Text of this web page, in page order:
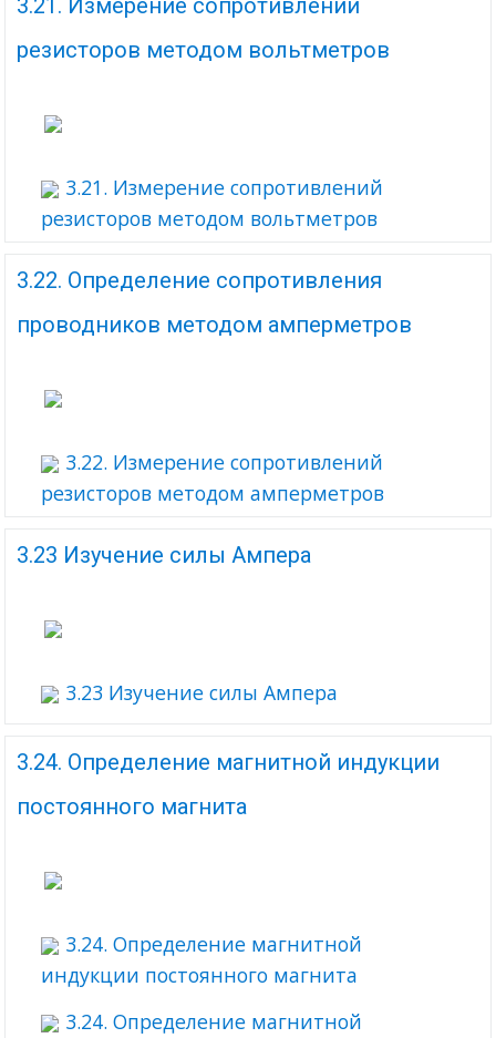
3.21. Измерение сопротивлений
резисторов методом вольтметров
3.21. Измерение сопротивлений
резисторов методом вольтметров
3.22. Определение сопротивления
проводников методом амперметров
3.22. Измерение сопротивлений
резисторов методом амперметров
3.23 Изучение силы Ампера
3.23 Изучение силы Ампера
3.24. Определение магнитной индукции
постоянного магнита
3.24. Определение магнитной
индукции постоянного магнита
3.24. Определение магнитной